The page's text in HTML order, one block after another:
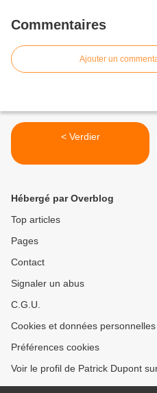
Commentaires
Ajouter un
< Verdier
Hébergé par Overblog
Top articles
Pages
Contact
Signaler un abus
C.G.U.
Cookies et données personnelles
Préférences cookies
Voir le profil de Patrick Dupont